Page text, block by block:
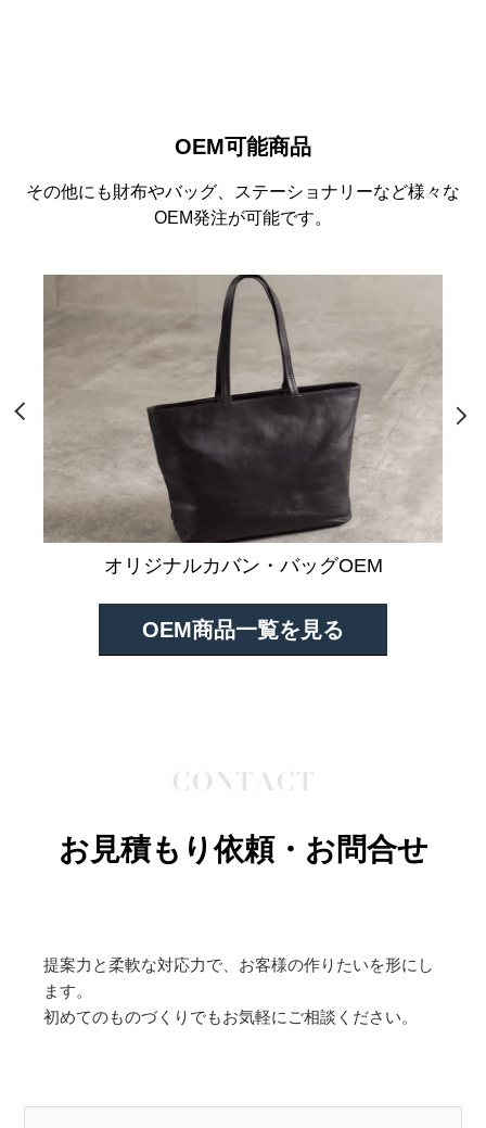
OEM可能商品
その他にも財布やバッグ、ステーショナリーなど様々な
OEM発注が可能です。
オリジナルカバン・バッグOEM
OEM商品一覧を見る
お見積もり依頼・お問合せ
提案力と柔軟な対応力で、お客様の作りたいを形にし
ます。
初めてのものづくりでもお気軽にご相談ください。